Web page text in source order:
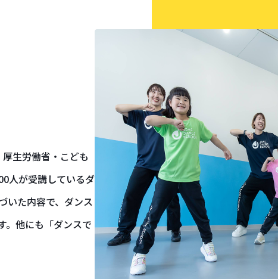
生労働省・こども
人が受講しているダ
いた内容で、ダンス
。他にも「ダンスで